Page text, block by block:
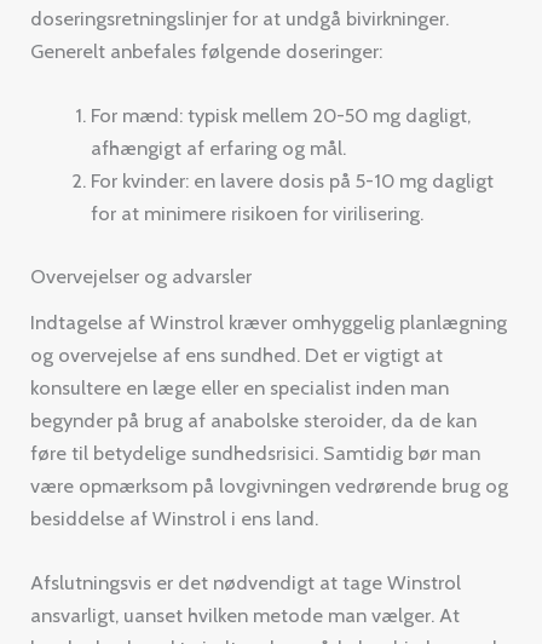
doseringsretningslinjer for at undgå bivirkninger.
Generelt anbefales følgende doseringer:
For mænd: typisk mellem 20-50 mg dagligt,
afhængigt af erfaring og mål.
For kvinder: en lavere dosis på 5-10 mg dagligt
for at minimere risikoen for virilisering.
Overvejelser og advarsler
Indtagelse af Winstrol kræver omhyggelig planlægning
og overvejelse af ens sundhed. Det er vigtigt at
konsultere en læge eller en specialist inden man
begynder på brug af anabolske steroider, da de kan
føre til betydelige sundhedsrisici. Samtidig bør man
være opmærksom på lovgivningen vedrørende brug og
besiddelse af Winstrol i ens land.
Afslutningsvis er det nødvendigt at tage Winstrol
ansvarligt, uanset hvilken metode man vælger. At